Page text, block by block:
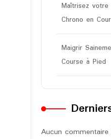
Maîtrisez
Chrono en
Maigrir
Course à Pied
Aucun